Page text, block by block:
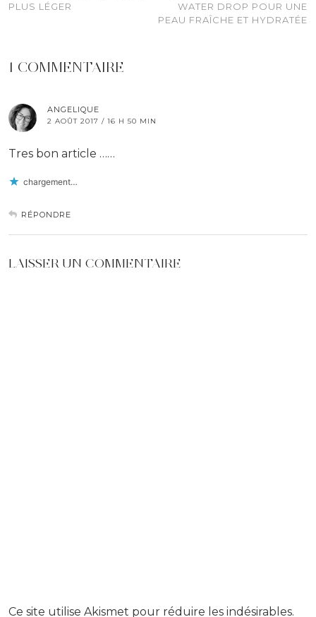
PLUS LÉGER
WATER DROP POUR UNE
PEAU FRAÎCHE ET HYDRATÉE
1 COMMENTAIRE
ANGELIQUE
2 AOÛT 2017 / 16 H 50 MIN
Tres bon article ……
chargement…
RÉPONDRE
LAISSER UN COMMENTAIRE
Ce site utilise Akismet pour réduire les indésirables.